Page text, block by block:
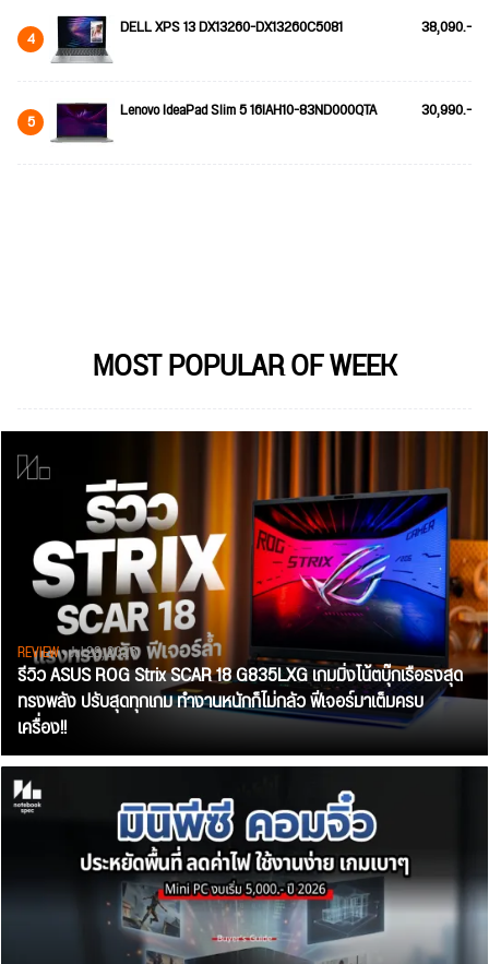
4 DELL XPS 13 DX13260-DX13260C5081 38,090.-
5 Lenovo IdeaPad Slim 5 16IAH10-83ND000QTA 30,990.-
MOST POPULAR OF WEEK
REVIEW• Jul 28, 2026
รีวิว ASUS ROG Strix SCAR 18 G835LXG เกมมิ่งโน้ตบุ๊กเรือธงสุด
ทรงพลัง ปรับสุดทุกเกม ทำงานหนักก็ไม่กลัว ฟีเจอร์มาเต็มครบ
เครื่อง!!